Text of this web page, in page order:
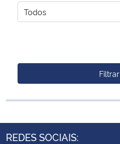
Filtrar
REDES SOCIAIS: